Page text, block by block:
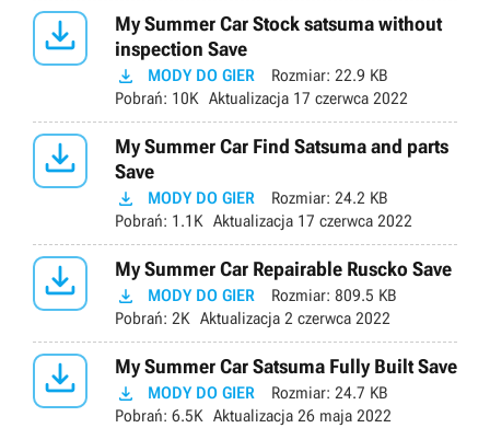

My Summer Car Stock satsuma without
inspection Save
 MODY DO GIER Rozmiar: 22.9 KB
Pobrań: 10K Aktualizacja 17 czerwca 2022

My Summer Car Find Satsuma and parts
Save
 MODY DO GIER Rozmiar: 24.2 KB
Pobrań: 1.1K Aktualizacja 17 czerwca 2022
 My Summer Car Repairable Ruscko Save
 MODY DO GIER Rozmiar: 809.5 KB
Pobrań: 2K Aktualizacja 2 czerwca 2022
 My Summer Car Satsuma Fully Built Save
 MODY DO GIER Rozmiar: 24.7 KB
Pobrań: 6.5K Aktualizacja 26 maja 2022